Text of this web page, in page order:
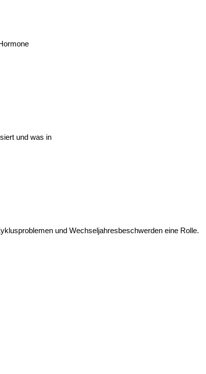
und was in
und Wechseljahresbeschwerden eine Rolle.